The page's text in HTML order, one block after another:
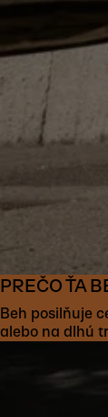
PREČO ŤA
Beh posilňuje
alebo na dlhú